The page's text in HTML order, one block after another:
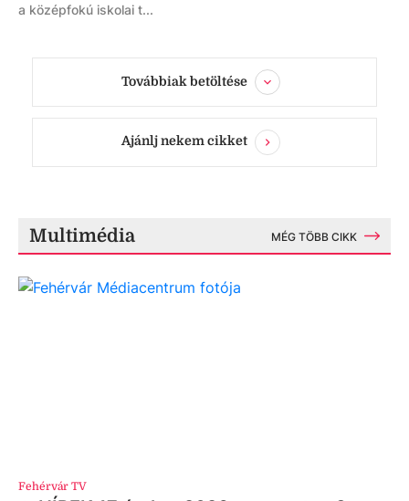
a középfokú iskolai t...
Továbbiak betöltése
Ajánlj nekem cikket
Multimédia MÉG TÖBB CIKK
Fehérvár TV